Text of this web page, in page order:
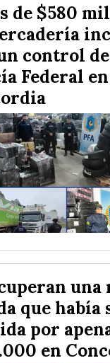
de $580
control
Federal en
una
que había
por
en